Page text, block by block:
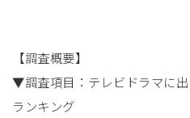
【調査概要】
▼調査項目：テレビドラマに
ランキング